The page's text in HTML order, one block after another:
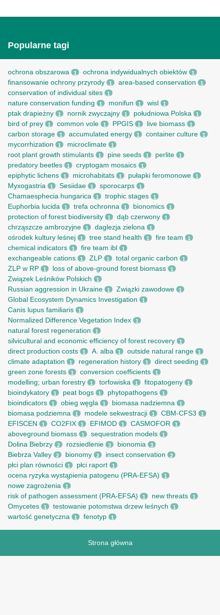
Popularne tagi
ochrona obszarowa 1 ochrona indywidualnych obiektów 1
finansowanie ochrony przyrody 1 area-based conservation 1
conservation of individual sites 1
nature conservation funding 1 monifun 1 wisl 1
ptak drapieżny 1 nornik zwyczajny 1 południowa Polska 1
bird of prey 1 common vole 1 PPGIS 1 live biomass 1
carbon storage 1 accumulated energy 1 container culture 1
mycorrhization 1 microclimate 1
root рlant growth stimulants 1 pine seeds 1 perlite 1
predatory beetles 1 cryptogam mosaics 1
epiphytic lichens 1 microhabitats 1 pułapki feromonowe 1
Myxogastria 1 Sesiidae 1 sporocarps 1
Chamaesphecia hungarica 1 trophic stages 1
Euphorbia lucida 1 trefa ochronna 1 bionomics 1
protection of forest biodiversity 1 dąb czerwony 1
chrząszcze ambrozyjne 1 daglezja zielona 1
ośrodek kultury leśnej 1 tree stand health 1 fire team 1
chemical indicators 1 fire team ibl 1
exchangeable cations 1 ZLP 1 total organic carbon 1
ZLP w RP 1 loss of above-ground forest biomass 1
Związek Leśników Polskich 1
Russian aggression in Ukraine 1 Związki zawodowe 1
Global Ecosystem Dynamics Investigation 1
Canis lupus familiaris 1
Normalized Difference Vegetation Index 1
natural forest regeneration 1
silvicultural and economic efficiency of forest recovery 1
direct production costs 1 A. alba 1 outside natural range 1
climate adaptation 1 regeneration history 1 direct seeding 1
green zone forests 1 conversion coefficients 1
modelling; urban forestry 1 torfowiska 1 fitopatogeny 1
bioindykatory 1 peat bogs 1 phytopathogens 1
bioindicators 1 obieg węgla 1 biomasa nadziemna 1
biomasa podziemna 1 modele sekwestracji 1 CBM-CFS3 1
EFISCEN 1 CO2FIX 1 EFIMOD 1 CASMOFOR 1
aboveground biomass 1 sequestration models 1
Dolina Biebrzy 2 rozsiedlenie 3 bionomia 3
Biebrza Valley 2 bionomy 2 insect conservation 2
płci plan równości 1 płci raport 1
ocena ryzyka wystąpienia patogenu (PRA-EFSA) 1
nowe zagrożenia 1
risk of pathogen assessment (PRA-EFSA) 1 new threats 1
Omycetes 1 testowanie potomstwa drzew leśnych 1
wartość genetyczna 1 fenotyp 1
Strona główna